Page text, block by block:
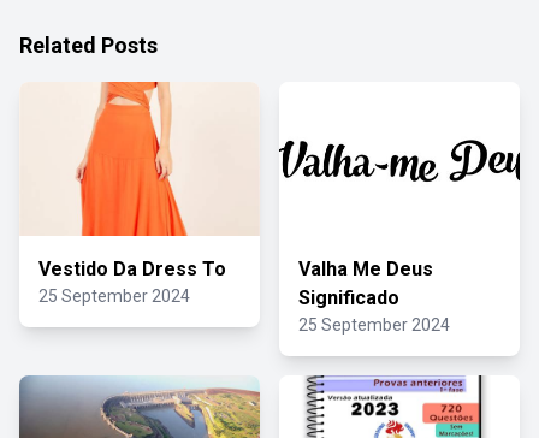
Related Posts
Vestido Da Dress To
25 September 2024
Valha Me Deus
Significado
25 September 2024